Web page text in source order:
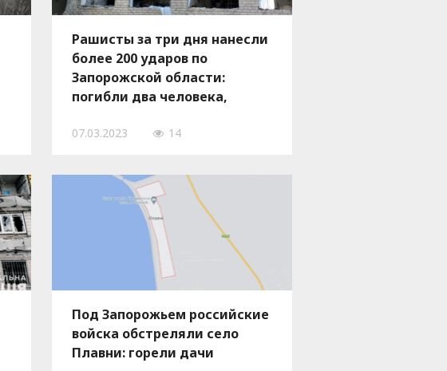
Рашисты за три дня нанесли
более 200 ударов по
Запорожской области:
погибли два человека,
07.03.2023 14
Под Запорожьем российские
войска обстреляли село
Плавни: горели дачи